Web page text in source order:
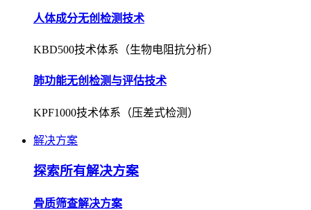
人体成分无创检测技术
KBD500技术体系（生物电阻抗分析）
肺功能无创检测与评估技术
KPF1000技术体系（压差式检测）
解决方案
探索所有解决方案
骨质筛查解决方案